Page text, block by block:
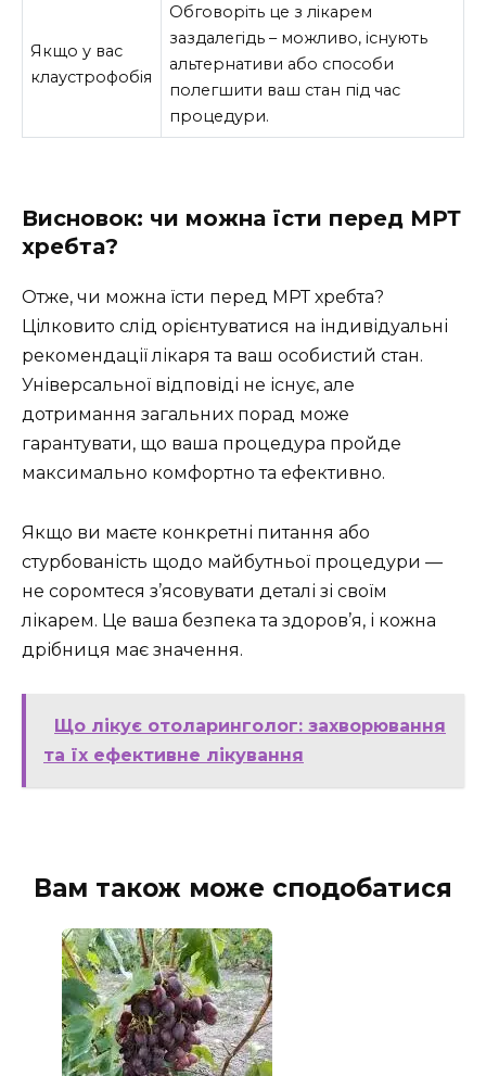
Якщо у вас
клаустрофобія
Обговоріть це з лікарем
заздалегідь – можливо, існують
альтернативи або способи
полегшити ваш стан під час
процедури.
Висновок: чи можна їсти перед МРТ
хребта?
Отже, чи можна їсти перед МРТ хребта?
Цілковито слід орієнтуватися на індивідуальні
рекомендації лікаря та ваш особистий стан.
Універсальної відповіді не існує, але
дотримання загальних порад може
гарантувати, що ваша процедура пройде
максимально комфортно та ефективно.
Якщо ви маєте конкретні питання або
стурбованість щодо майбутньої процедури —
не соромтеся з’ясовувати деталі зі своїм
лікарем. Це ваша безпека та здоров’я, і кожна
дрібниця має значення.
Що лікує отоларинголог: захворювання
та їх ефективне лікування
Вам також може сподобатися